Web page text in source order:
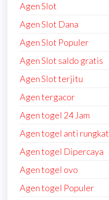
Agen Slot
Agen Slot Dana
Agen Slot Populer
Agen Slot saldo gratis
Agen Slot terjitu
Agen tergacor
Agen togel 24 Jam
Agen togel anti rungkat
Agen togel Dipercaya
Agen togel ovo
Agen togel Populer